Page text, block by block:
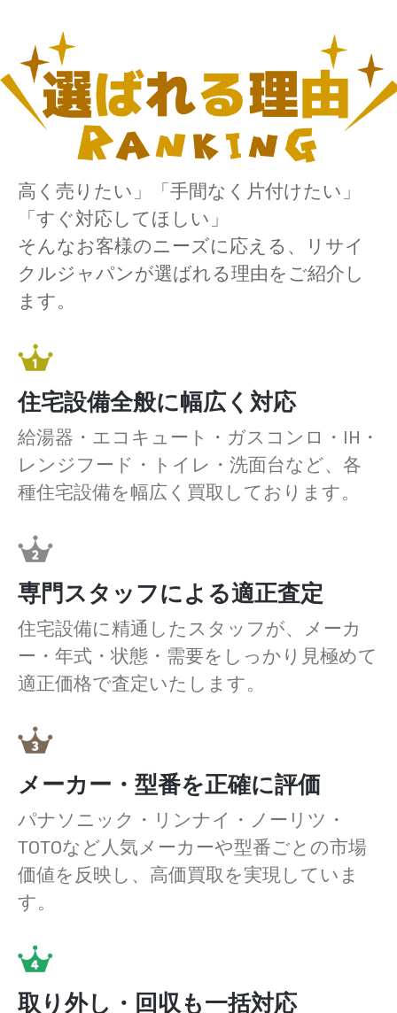
高く売りたい」「手間なく片付けたい」
「すぐ対応してほしい」
そんなお客様のニーズに応える、リサイ
クルジャパンが選ばれる理由をご紹介し
ます。
住宅設備全般に幅広く対応
給湯器・エコキュート・ガスコンロ・IH・
レンジフード・トイレ・洗面台など、各
種住宅設備を幅広く買取しております。
専門スタッフによる適正査定
住宅設備に精通したスタッフが、メーカ
ー・年式・状態・需要をしっかり見極めて
適正価格で査定いたします。
メーカー・型番を正確に評価
パナソニック・リンナイ・ノーリツ・
TOTOなど人気メーカーや型番ごとの市場
価値を反映し、高価買取を実現していま
す。
取り外し・回収も一括対応